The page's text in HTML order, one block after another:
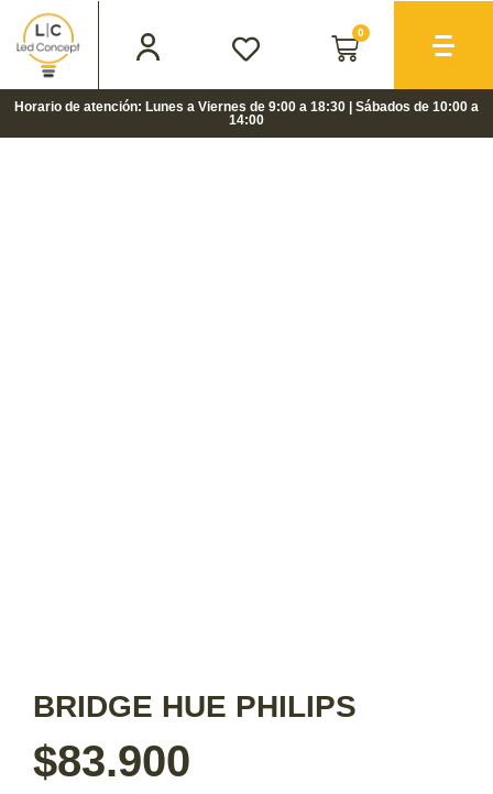
0
Horario de atención: Lunes a Viernes de 9:00 a 18:30 | Sábados de 10:00 a
14:00
BRIDGE HUE PHILIPS
$83.900